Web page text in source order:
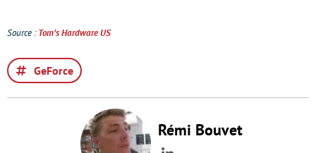
Source :Tom’s Hardware US
GeForce
Rémi Bouvet